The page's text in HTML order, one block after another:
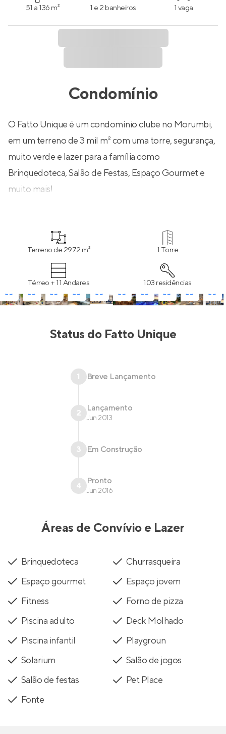
51 a 136 m² 1 e 2 banheiros 1 vaga
Condomínio
O Fatto Unique é um condomínio clube no Morumbi,
em um terreno de 3 mil m² com uma torre, segurança,
muito verde e lazer para a família como
Brinquedoteca, Salão de Festas, Espaço Gourmet e
muito mais!
Terreno de 2972 m² 1 Torre
Térreo + 11 Andares 103 residências
Status do Fatto Unique
1 Breve Lançamento
2 Lançamento
Jun 2013
3 Em Construção
4 Pronto
Jun 2016
Áreas de Convívio e Lazer
Brinquedoteca
Churrasqueira
Espaço gourmet
Espaço jovem
Fitness
Forno de pizza
Piscina adulto
Deck Molhado
Piscina infantil
Playgroun
Solarium
Salão de jogos
Salão de festas
Pet Place
Fonte